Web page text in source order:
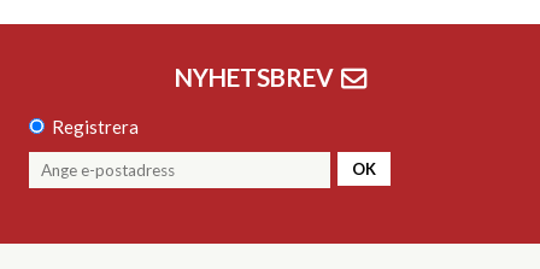
NYHETSBREV
Registrera
OK